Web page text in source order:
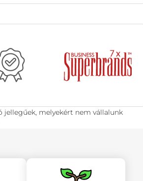
melyekért nem vállalunk